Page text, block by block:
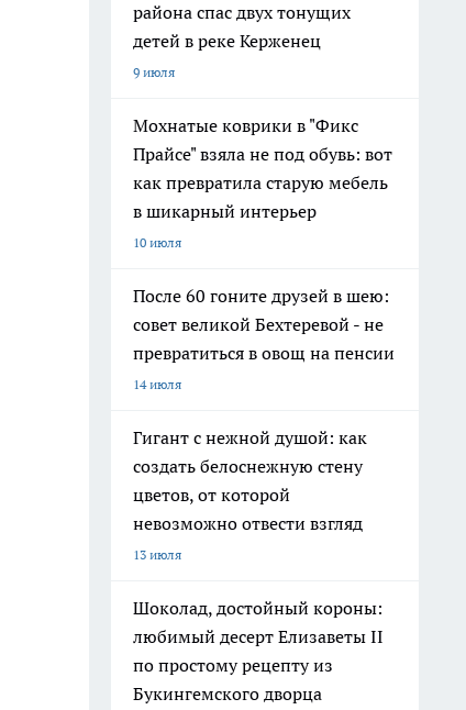
района спас двух тонущих
детей в реке Керженец
9 июля
Мохнатые коврики в "Фикс
Прайсе" взяла не под обувь: вот
как превратила старую мебель
в шикарный интерьер
10 июля
После 60 гоните друзей в шею:
совет великой Бехтеревой - не
превратиться в овощ на пенсии
14 июля
Гигант с нежной душой: как
создать белоснежную стену
цветов, от которой
невозможно отвести взгляд
13 июля
Шоколад, достойный короны:
любимый десерт Елизаветы II
по простому рецепту из
Букингемского дворца